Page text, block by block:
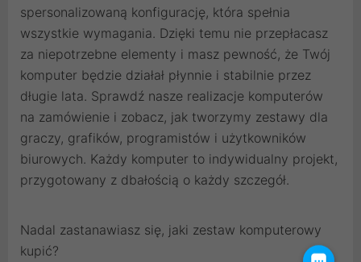
spersonalizowaną konfigurację, która spełnia
wszystkie wymagania. Dzięki temu nie przepłacasz
za niepotrzebne elementy i masz pewność, że Twój
komputer będzie działał płynnie i stabilnie przez
długie lata. Sprawdź nasze realizacje komputerów
na zamówienie i zobacz, jak tworzymy zestawy dla
graczy, grafików, programistów i użytkowników
biurowych. Każdy komputer to indywidualny projekt,
przygotowany z dbałością o każdy szczegół.
Nadal zastanawiasz się, jaki zestaw komputerowy
kupić?